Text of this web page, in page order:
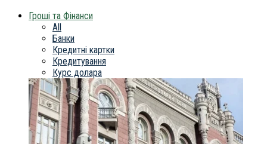
Гроші та Фінанси
All
Банки
Кредитні картки
Кредитування
Курс долара